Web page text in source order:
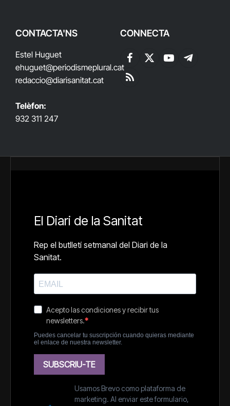
CONTACTA'NS
Estel Huguet
ehuguet@periodismeplural.cat
redaccio@diarisanitat.cat
Telèfon:
932 311 247
CONNECTA
Facebook
X
YouTubeTelegram
RSS